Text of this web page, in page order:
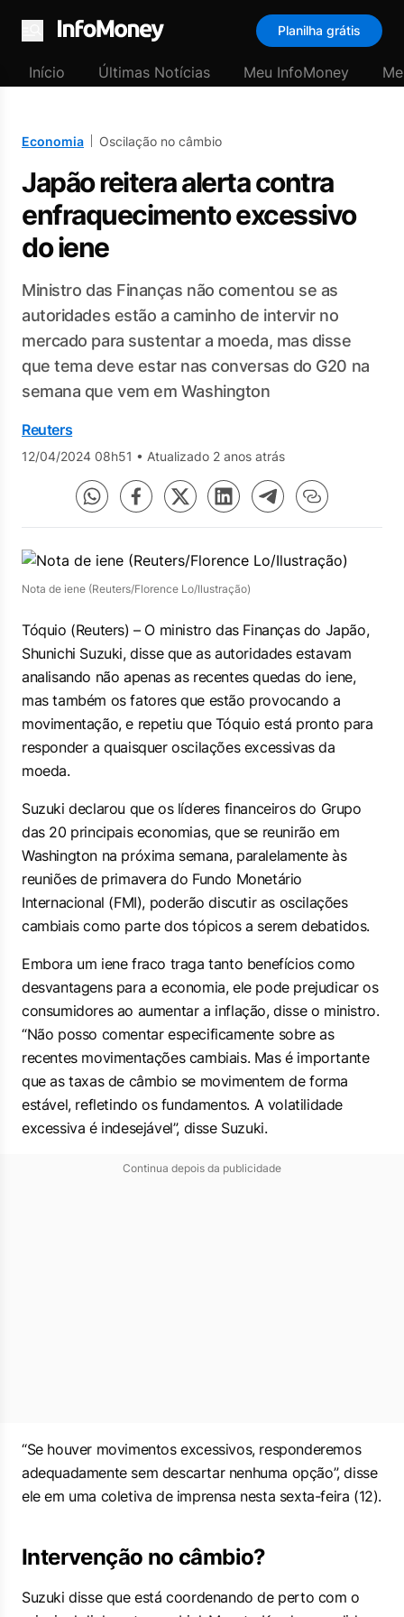
Menu
Planilha grátis
Início Últimas Notícias Meu InfoMoney
Economia Oscilação no câmbio
Japão reitera alerta contra
enfraquecimento excessivo
do iene
Ministro das Finanças não comentou se as
autoridades estão a caminho de intervir no
mercado para sustentar a moeda, mas disse
que tema deve estar nas conversas do G20 na
semana que vem em Washington
Reuters
12/04/2024 08h51 • Atualizado 2 anos atrás
Nota de iene (Reuters/Florence Lo/Ilustração)
Tóquio (Reuters) – O ministro das Finanças do Japão,
Shunichi Suzuki, disse que as autoridades estavam
analisando não apenas as recentes quedas do iene,
mas também os fatores que estão provocando a
movimentação, e repetiu que Tóquio está pronto para
responder a quaisquer oscilações excessivas da
moeda.
Suzuki declarou que os líderes financeiros do Grupo
das 20 principais economias, que se reunirão em
Washington na próxima semana, paralelamente às
reuniões de primavera do Fundo Monetário
Internacional (FMI), poderão discutir as oscilações
cambiais como parte dos tópicos a serem debatidos.
Embora um iene fraco traga tanto benefícios como
desvantagens para a economia, ele pode prejudicar os
consumidores ao aumentar a inflação, disse o ministro.
“Não posso comentar especificamente sobre as
recentes movimentações cambiais. Mas é importante
que as taxas de câmbio se movimentem de forma
estável, refletindo os fundamentos. A volatilidade
excessiva é indesejável”, disse Suzuki.
Continua depois da publicidade
“Se houver movimentos excessivos, responderemos
adequadamente sem descartar nenhuma opção”, disse
ele em uma coletiva de imprensa nesta sexta-feira (12).
Intervenção no câmbio?
Suzuki disse que está coordenando de perto com o